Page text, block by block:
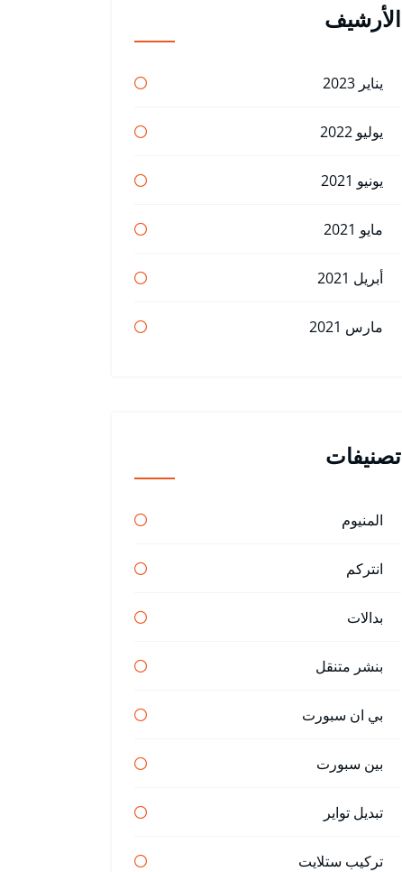
الأرشيف
يناير 2023
يوليو 2022
يونيو 2021
مايو 2021
أبريل 2021
مارس 2021
تصنيفات
المنيوم
انتركم
بدالات
بنشر متنقل
بي ان سبورت
بين سبورت
تبديل تواير
تركيب ستلايت